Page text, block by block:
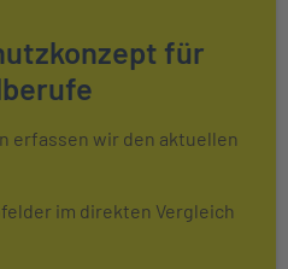
für
erfassen wir den aktuellen
im direkten Vergleich